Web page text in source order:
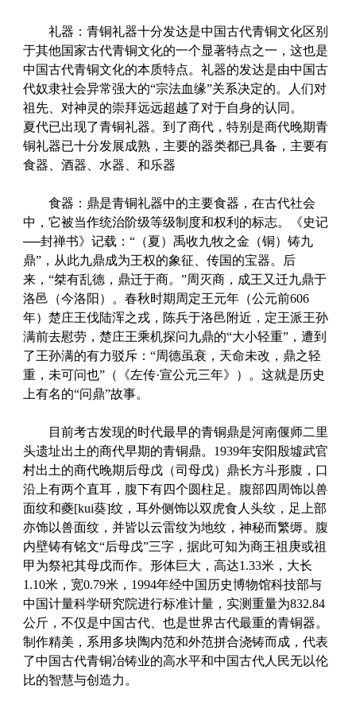
礼器：青铜礼器十分发达是中国古代青铜文化区别
于其他国家古代青铜文化的一个显著特点之一，这也是
中国古代青铜文化的本质特点。礼器的发达是由中国古
代奴隶社会异常强大的“宗法血缘”关系决定的。人们对
祖先、对神灵的崇拜远远超越了对于自身的认同。
夏代已出现了青铜礼器。到了商代，特别是商代晚期青
铜礼器已十分发展成熟，主要的器类都已具备，主要有
食器、酒器、水器、和乐器
食器：鼎是青铜礼器中的主要食器，在古代社会
中，它被当作统治阶级等级制度和权利的标志。《史记
──封禅书》记载：“（夏）禹收九牧之金（铜）铸九
鼎”，从此九鼎成为王权的象征、传国的宝器。后
来，“桀有乱德，鼎迁于商。”周灭商，成王又迁九鼎于
洛邑（今洛阳）。春秋时期周定王元年（公元前606
年）楚庄王伐陆浑之戎，陈兵于洛邑附近，定王派王孙
满前去慰劳，楚庄王乘机探问九鼎的“大小轻重”，遭到
了王孙满的有力驳斥：“周德虽衰，天命未改，鼎之轻
重，未可问也”（《左传·宣公元三年》）。这就是历史
上有名的“问鼎”故事。
目前考古发现的时代最早的青铜鼎是河南偃师二里
头遗址出土的商代早期的青铜鼎。1939年安阳殷墟武官
村出土的商代晚期后母戊（司母戊）鼎长方斗形腹，口
沿上有两个直耳，腹下有四个圆柱足。腹部四周饰以兽
面纹和夔[kui葵]纹，耳外侧饰以双虎食人头纹，足上部
亦饰以兽面纹，并皆以云雷纹为地纹，神秘而繁缛。腹
内壁铸有铭文“后母戊”三字，据此可知为商王祖庚或祖
甲为祭祀其母戊而作。形体巨大，高达1.33米，大长
1.10米，宽0.79米，1994年经中国历史博物馆科技部与
中国计量科学研究院进行标准计量，实测重量为832.84
公斤，不仅是中国古代、也是世界古代最重的青铜器。
制作精美，系用多块陶内范和外范拼合浇铸而成，代表
了中国古代青铜冶铸业的高水平和中国古代人民无以伦
比的智慧与创造力。